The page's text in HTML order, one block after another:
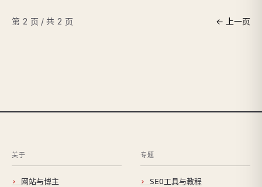
第 2 页 / 共 2 页 ← 上一页
关于
网站与博主
专题
SEO工具与教程